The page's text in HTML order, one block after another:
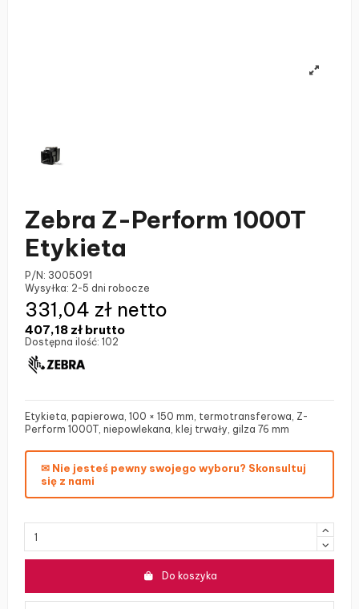
Zebra Z-Perform 1000T
Etykieta
P/N: 3005091
Wysyłka: 2-5 dni robocze
407,18 zł brutto
331,04 zł netto
Dostępna ilość: 102
Etykieta, papierowa, 100 × 150 mm, termotransferowa, Z-
Perform 1000T, niepowlekana, klej trwały, gilza 76 mm
✉ Nie jesteś pewny swojego wyboru? Skonsultuj
się z nami
Do koszyka